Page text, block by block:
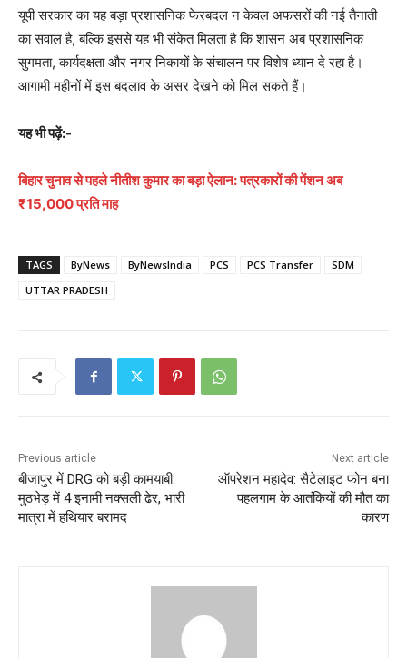
यूपी सरकार का यह बड़ा प्रशासनिक फेरबदल न केवल अफसरों की नई तैनाती
का सवाल है, बल्कि इससे यह भी संकेत मिलता है कि शासन अब प्रशासनिक
सुगमता, कार्यदक्षता और नगर निकायों के संचालन पर विशेष ध्यान दे रहा है।
आगामी महीनों में इस बदलाव के असर देखने को मिल सकते हैं।
यह भी पढ़ें:-
बिहार चुनाव से पहले नीतीश कुमार का बड़ा ऐलान: पत्रकारों की पेंशन अब
₹15,000 प्रति माह
TAGS ByNews ByNewsIndia PCS PCS Transfer
SDM
UTTAR PRADESH
Previous article
बीजापुर में DRG को बड़ी कामयाबी:
मुठभेड़ में 4 इनामी नक्सली ढेर, भारी
मात्रा में हथियार बरामद
Next article
ऑपरेशन महादेव: सैटेलाइट फोन बना
पहलगाम के आतंकियों की मौत का
कारण